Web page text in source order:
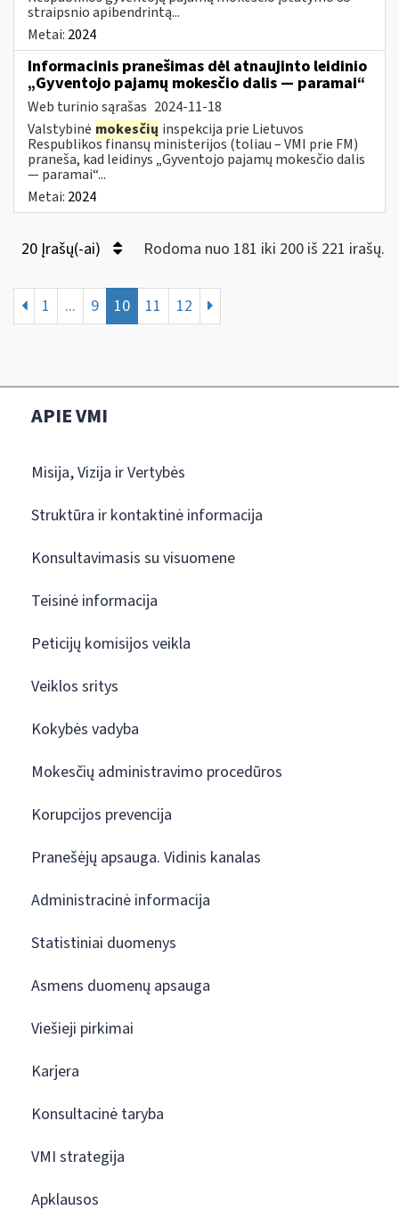
straipsnio apibendrintą...
Metai: 2024
Informacinis pranešimas dėl atnaujinto leidinio
„Gyventojo pajamų mokesčio dalis — paramai“
Web turinio sąrašas 2024-11-18
Valstybinė mokesčių inspekcija prie Lietuvos
Respublikos finansų ministerijos (toliau – VMI prie FM)
praneša, kad leidinys „Gyventojo pajamų mokesčio dalis
— paramai“...
Metai: 2024
20 Įrašų(-ai) Rodoma nuo 181 iki 200 iš 221 irašų.
1 ... 9 10 11 12
APIE VMI
Misija, Vizija ir Vertybės
Struktūra ir kontaktinė informacija
Konsultavimasis su visuomene
Teisinė informacija
Peticijų komisijos veikla
Veiklos sritys
Kokybės vadyba
Mokesčių administravimo procedūros
Korupcijos prevencija
Pranešėjų apsauga. Vidinis kanalas
Administracinė informacija
Statistiniai duomenys
Asmens duomenų apsauga
Viešieji pirkimai
Karjera
Konsultacinė taryba
VMI strategija
Apklausos